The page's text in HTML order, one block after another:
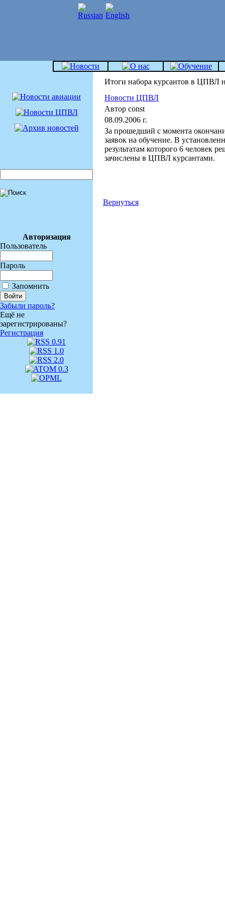
Авторизация
Пользователь
Пароль
Запомнить
Забыли пароль?
Ещё не
зарегистрированы?
Регистрация
Итоги набора курсантов в ЦПВЛ
Новости ЦПВЛ
Автор const
08.09.2006 г.
За прошедший с момента
заявок на обучение. В
результатам которого 6 человек
зачислены в ЦПВЛ курсантами.
Вернуться